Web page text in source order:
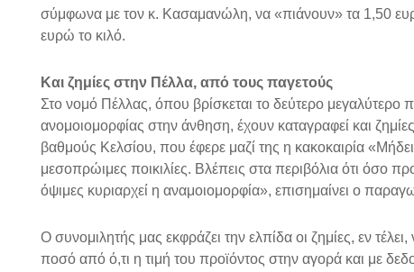
σύμφωνα με τον κ. Κασαμανώλη, να «πιάνουν» τα 1,50
ευρώ το κιλό.
Και ζημίες στην Πέλλα, από τους παγετούς
Στο νομό Πέλλας, όπου βρίσκεται το δεύτερο μεγαλύτερο
ανομοιομορφίας στην άνθηση, έχουν καταγραφεί και
βαθμούς Κελσίου, που έφερε μαζί της η κακοκαιρία
μεσοπρώιμες ποικιλίες. Βλέπεις στα περιβόλια ότι όσο
όψιμες κυριαρχεί η αναμοιομορφία», επισημαίνει ο
Ο συνομιλητής μας εκφράζει την ελπίδα οι ζημίες, εν
ποσό από ό,τι η τιμή του προϊόντος στην αγορά και με